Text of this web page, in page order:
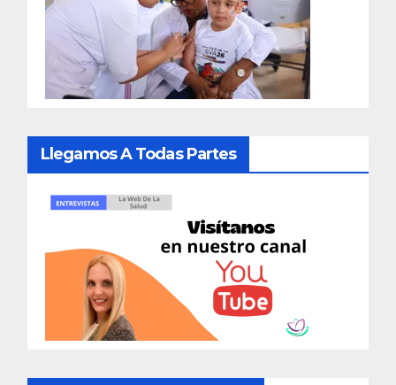
Llegamos A Todas Partes